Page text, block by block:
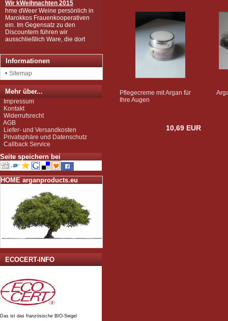
Pflegecreme mit Argan für
Ihre Augen
10,69 EUR
hme dWeer Weine persönlich in
Marokkos Frauenkooperativen
ein. Im Gegensatz zu den
Discountern führen wir
ausschließlich Ware, die dort
gesammelt und hergestellt
Handarbeit zu den wertvollen
Produkten wurden, wie Sie sie
bei uns kaufen können.
Wir sind zudem von der EU als
unterliegen der Kontrolle nach
der sog. Novel-Food-VO.
Seit Juli 2012 sind wir für das
Argan Speiseöl BIO-zertifiziert
gemäß EG-Öko-Verordnung
durch DE-ÖKO-037 (Marokko
Landwirtschaft)
Informationen
Sitemap
Mehr über...
Impressum
Kontakt
Widerrufsrecht
AGB
Liefer- und Versandkosten
Privatsphäre und Datenschutz
Callback Service
Seite speichern bei
HOME arganproducts.eu
ECOCERT-INFO
Das ist das französische BIO-Siegel